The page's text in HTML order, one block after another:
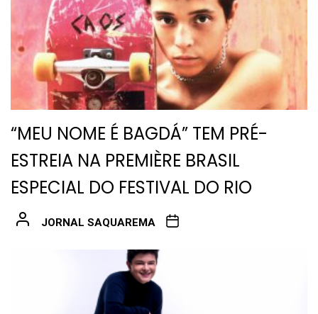
“MEU NOME É BAGDÁ” TEM PRÉ-
ESTREIA NA PREMIÈRE BRASIL
ESPECIAL DO FESTIVAL DO RIO
JORNAL SAQUAREMA